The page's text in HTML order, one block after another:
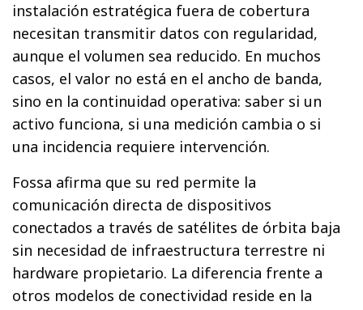
instalación estratégica fuera de cobertura
necesitan transmitir datos con regularidad,
aunque el volumen sea reducido. En muchos
casos, el valor no está en el ancho de banda,
sino en la continuidad operativa: saber si un
activo funciona, si una medición cambia o si
una incidencia requiere intervención.
Fossa afirma que su red permite la
comunicación directa de dispositivos
conectados a través de satélites de órbita baja
sin necesidad de infraestructura terrestre ni
hardware propietario. La diferencia frente a
otros modelos de conectividad reside en la